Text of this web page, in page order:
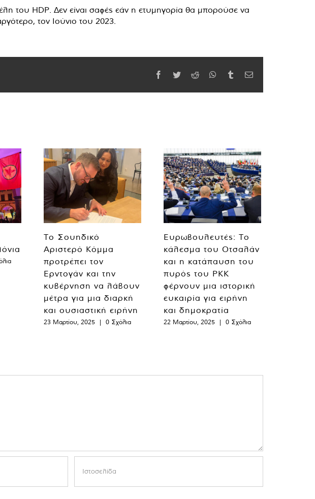
του HDP. Δεν είναι σαφές εάν η ετυμηγορία θα μπορούσε να
τον Ιούνιο του 2023.
Facebook
TwitterReddit WhatsApp
TumblrEmail
Το Σουηδικό
Αριστερό Κόμμα
προτρέπει τον
Ερντογάν και την
κυβέρνηση να λάβουν
μέτρα για μια διαρκή
και ουσιαστική ειρήνη
23 Μαρτίου, 2025 | 0 Σχόλια
Ευρωβουλευτές: Το
κάλεσμα του Οτσαλάν
και η κατάπαυση του
πυρός του PKK
φέρνουν μια ιστορική
ευκαιρία για ειρήνη
και δημοκρατία
22 Μαρτίου, 2025 | 0 Σχόλια